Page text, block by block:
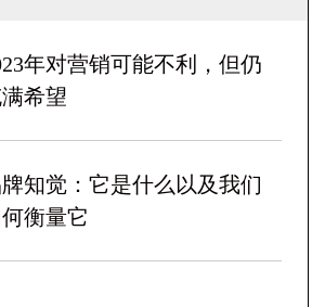
年对营销可能不利，但仍
希望
知觉：它是什么以及我们
衡量它